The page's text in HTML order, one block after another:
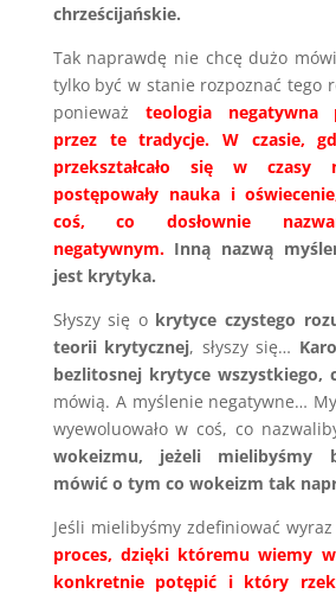
chrześcijańskie.
Tak naprawdę nie chcę dużo
tylko być w stanie rozpoznać tego
ponieważ teologia negatywna
przez te tradycje. W czasie,
przekształcało się w czasy
postępowały nauka i
coś, co dosłownie
negatywnym. Inną nazwą
jest krytyka.
Słyszy się o krytyce czystego
teorii krytycznej, słyszy się…
bezlitosnej krytyce wszystkiego,
mówią. A myślenie negatywne…
wyewoluowało w coś, co
wokeizmu, jeżeli mielibyśmy
mówić o tym co wokeizm tak
Jeśli mielibyśmy zdefiniować
proces, dzięki któremu wiemy
konkretnie potępić i który